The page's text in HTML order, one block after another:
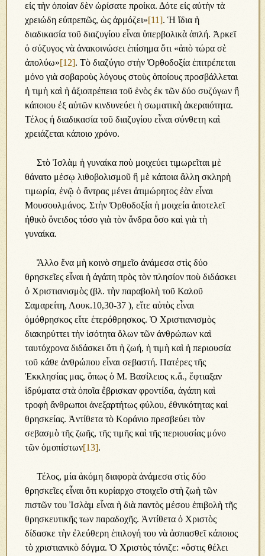
εἰς τὴν ὁποίαν δὲν ὠρίσατε προίκα. Δότε εἰς αὐτὴν τὰ
χρειώδη εὐπρεπῶς, ὡς ἁρμόζει»[11]. Ἡ ἴδια ἡ
διαδικασία τοῦ διαζυγίου εἶναι ὑπερβολικὰ ἁπλή. Ἀρκεῖ
ὁ σύζυγος νὰ ἀνακοινώσει ἐπίσημα ὅτι «ἀπὸ τώρα σὲ
ἀπολύω»[12]. Τὸ διαζύγιο στὴν Ὀρθοδοξία ἐπιτρέπεται
μόνο γιὰ σοβαροὺς λόγους στοὺς ὁποίους προσβάλλεται
ἡ τιμὴ καὶ ἡ ἀξιοπρέπεια τοῦ ἑνὸς ἐκ τῶν δύο συζύγων ἢ
κάποιου ἐξ αὐτῶν κινδυνεύει ἡ σωματικὴ ἀκεραιότητα.
Τέλος ἡ διαδικασία τοῦ διαζυγίου εἶναι σύνθετη καὶ
χρειάζεται κάποιο χρόνο.
Στὸ Ἰσλὰμ ἡ γυναίκα ποὺ μοιχεύει τιμωρεῖται μὲ
θάνατο μέσῳ λιθοβολισμοῦ ἢ μὲ κάποια ἄλλη σκληρὴ
τιμωρία, ἐνῷ ὁ ἄντρας μένει ἀτιμώρητος ἐὰν εἶναι
Μουσουλμάνος. Στὴν Ὀρθοδοξία ἡ μοιχεία ἀποτελεῖ
ἠθικὸ ὄνειδος τόσο γιὰ τὸν ἄνδρα ὅσο καὶ γιὰ τὴ
γυναίκα.
Ἄλλο ἕνα μὴ κοινὸ σημεῖο ἀνάμεσα στὶς δύο
θρησκεῖες εἶναι ἡ ἀγάπη πρὸς τὸν πλησίον ποὺ διδάσκει
ὁ Χριστιανισμὸς (βλ. τὴν παραβολὴ τοῦ Καλοῦ
Σαμαρείτη, Λουκ.10,30-37 ), εἴτε αὐτὸς εἶναι
ὁμόθρησκος εἴτε ἑτερόθρησκος. Ὁ Χριστιανισμὸς
διακηρύττει τὴν ἰσότητα ὅλων τῶν ἀνθρώπων καὶ
ταυτόχρονα διδάσκει ὅτι ἡ ζωή, ἡ τιμὴ καὶ ἡ περιουσία
τοῦ κάθε ἀνθρώπου εἶναι σεβαστή. Πατέρες τῆς
Ἐκκλησίας μας, ὅπως ὁ Μ. Βασίλειος κ.ἄ., ἔφτιαξαν
ἱδρύματα στὰ ὁποῖα ἔβρισκαν φροντίδα, ἀγάπη καὶ
τροφὴ ἄνθρωποι ἀνεξαρτήτως φύλου, ἐθνικότητας καὶ
θρησκείας. Ἀντίθετα τὸ Κοράνιο πρεσβεύει τὸν
σεβασμὸ τῆς ζωῆς, τῆς τιμῆς καὶ τῆς περιουσίας μόνο
τῶν ὁμοπίστων[13].
Τέλος, μία ἀκόμη διαφορὰ ἀνάμεσα στὶς δύο
θρησκεῖες εἶναι ὅτι κυρίαρχο στοιχεῖο στὴ ζωὴ τῶν
πιστῶν του Ἰσλὰμ εἶναι ἡ διὰ παντὸς μέσου ἐπιβολὴ τῆς
θρησκευτικῆς των παραδοχῆς. Ἀντίθετα ὁ Χριστὸς
δίδασκε τὴν ἐλεύθερη ἐπιλογή του νὰ ἀσπασθεῖ κάποιος
τὸ χριστιανικὸ δόγμα. Ὁ Χριστὸς τόνιζε: «ὅστις θέλει